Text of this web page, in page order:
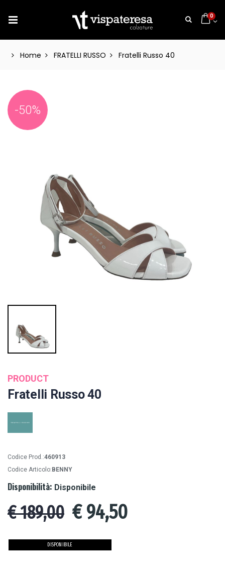
0
Home FRATELLI RUSSO Fratelli Russo 40
-50%
PRODUCT
Fratelli Russo 40
Codice Prod.:460913
Codice Articolo:BENNY
Disponibilità: Disponibile
€ 189,00 €94,50
DISPONIBILE